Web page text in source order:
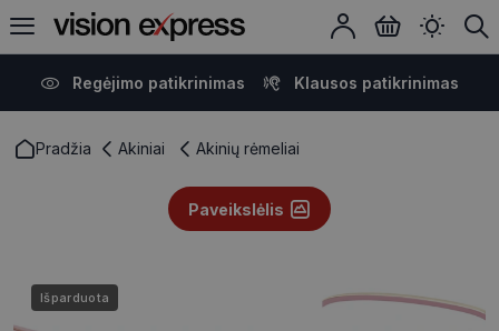
Regėjimo patikrinimas Klausos patikrinimas
Pradžia Akiniai Akinių rėmeliai
Paveikslėlis
Išparduota